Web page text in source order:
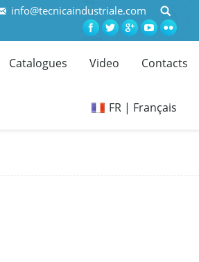
info@tecnicaindustriale.com
Catalogues Video Contacts
FR | Français